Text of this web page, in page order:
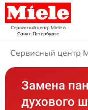
Сервисный центр Mieleв
Санкт-Петербурге
Сервисный центр
Замена
духового